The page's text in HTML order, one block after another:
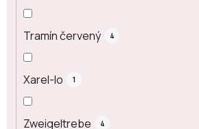
Tramín červený 4
Xarel-lo 1
Zweigeltrebe 4